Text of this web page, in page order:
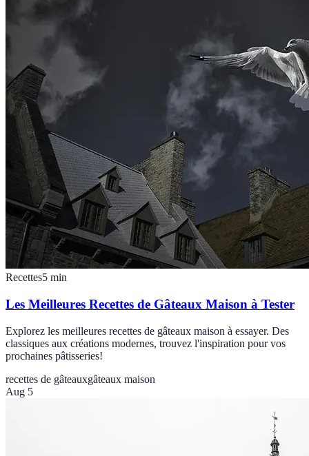
Recettes5 min
Les Meilleures Recettes de Gâteaux Maison à Tester
Explorez les meilleures recettes de gâteaux maison à essayer. Des
classiques aux créations modernes, trouvez l'inspiration pour vos
prochaines pâtisseries!
recettes de gâteauxgâteaux maison
Aug 5